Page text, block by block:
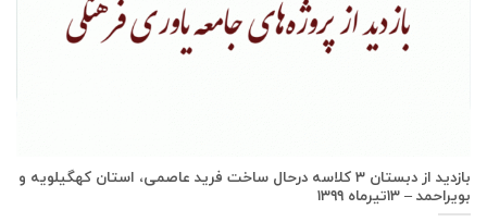
بازدید از دبستان ۳ کلاسه درحال ساخت فرید عاصمی، استان كهگيلويه و
بويراحمد – ۱۳تیرماه ۱۳۹۹